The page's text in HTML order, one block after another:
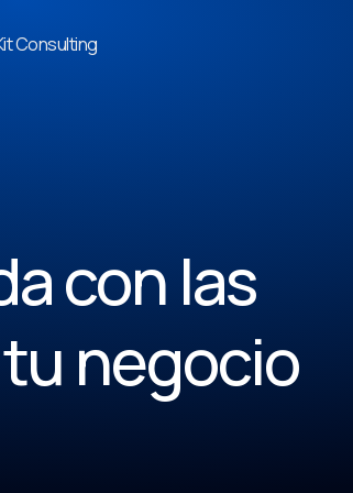
Consulting
con las
negocio